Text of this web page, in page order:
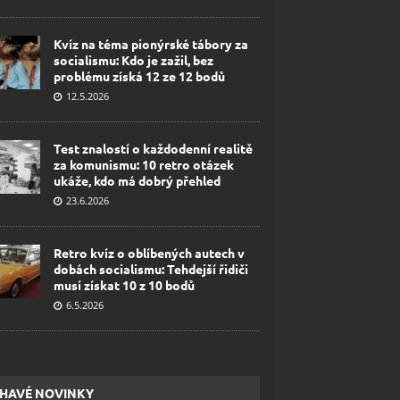
Kvíz na téma pionýrské tábory za
socialismu: Kdo je zažil, bez
problému získá 12 ze 12 bodů
12.5.2026
Test znalostí o každodenní realitě
za komunismu: 10 retro otázek
ukáže, kdo má dobrý přehled
23.6.2026
Retro kvíz o oblíbených autech v
dobách socialismu: Tehdejší řidiči
musí získat 10 z 10 bodů
6.5.2026
NOVINKY